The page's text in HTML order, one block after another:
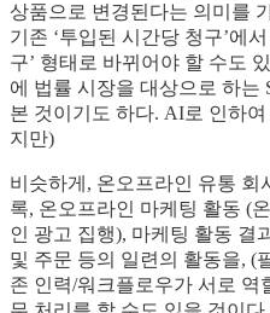
상품으로 변경된다는 의미를
기존 ‘투입된 시간당 청구’에
구’ 형태로 바뀌어야 할 수도
에 법률 시장을 대상으로 하는
본 것이기도 하다. AI로 인하
지만)
비슷하게, 온오프라인 유통 회
록, 온오프라인 마케팅 활동 (
인 광고 집행), 마케팅 활동 결
및 주문 등의 일련의 활동을, (
존 인력/워크플로우가 서로 역